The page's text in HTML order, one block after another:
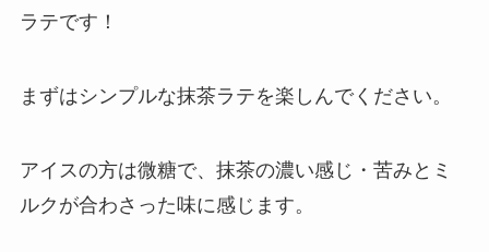
ラテです！
まずはシンプルな抹茶ラテを楽しんでください。
アイスの方は微糖で、抹茶の濃い感じ・苦みとミ
ルクが合わさった味に感じます。